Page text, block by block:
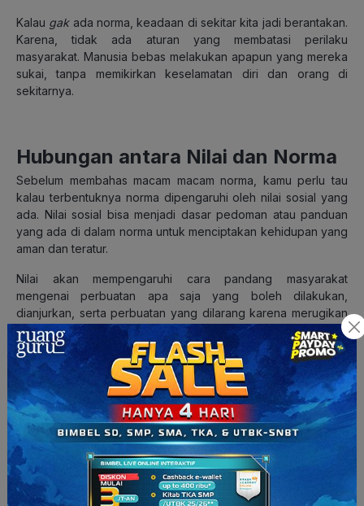
Kalau gakada norma, keadaan di sekitar kita jadi berantakan.
Karena, tidak ada aturan yang membatasi perilaku
masyarakat. Manusia bebas melakukan apapun yang mereka
sukai, tanpa memikirkan keselamatan diri dan orang di
sekitarnya.
Hubungan antara Nilai dan Norma
Sebelum membahas macam macam norma, kamu perlu tau
kalau terbentuknya norma dipengaruhi oleh nilai sosial yang
ada. Nilai sosial bisa menjadi dasar pedoman atau panduan
yang ada di dalam norma untuk menciptakan kehidupan yang
aman dan teratur.
Nilai akan mempengaruhi cara pandang masyarakat
mengenai perbuatan apa saja yang boleh dilakukan,
dianjurkan, serta perbuatan yang dilarang karena merugikan
diri sendiri dan orang lain.
Macam-Macam Norma
Ini dia macam-macam norma yang perlu kamu ketahui:
Norma Agama
Norma Kesusilaan
Norma Kesopanan
Norma Hukum